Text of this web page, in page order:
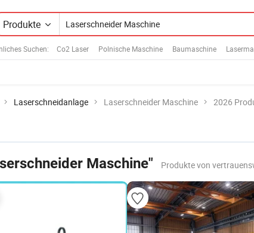
Produkte
Suchen: Co2 Laser Polnische Maschine Baumaschine
Laserschneidanlage Laserschneider Maschine 2026
Maschine" Produkte von